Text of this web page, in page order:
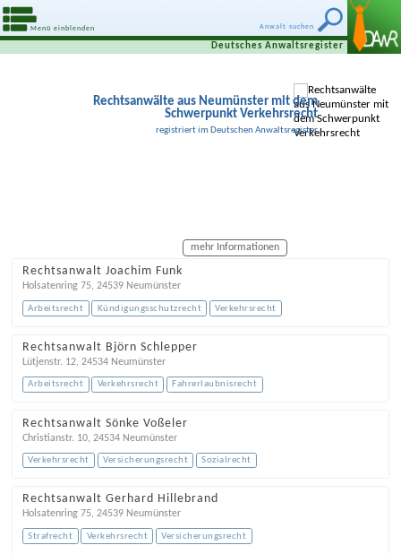
Anwalt suchen
Menü einblenden
Deutsches Anwaltsregister
Rechtsanwälte aus Neumünster mit dem
Schwerpunkt Verkehrsrecht
registriert im Deutschen Anwaltsregister
mehr Informationen
Rechtsanwalt Joachim Funk
Holsatenring 75, 24539 Neumünster
Arbeitsrecht Kündigungsschutzrecht Verkehrsrecht
Rechtsanwalt Björn Schlepper
Lütjenstr. 12, 24534 Neumünster
Arbeitsrecht Verkehrsrecht Fahrerlaubnisrecht
Rechtsanwalt Sönke Voßeler
Christianstr. 10, 24534 Neumünster
Verkehrsrecht Versicherungsrecht Sozialrecht
Rechtsanwalt Gerhard Hillebrand
Holsatenring 75, 24539 Neumünster
Strafrecht Verkehrsrecht Versicherungsrecht